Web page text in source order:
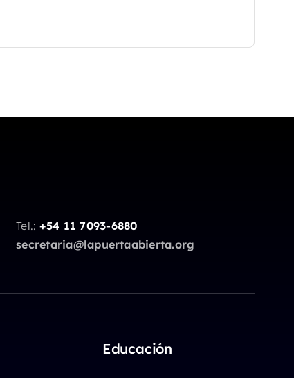
Tel.: +54 11 7093-6880
secretaria@lapuertaabierta.org
Educación